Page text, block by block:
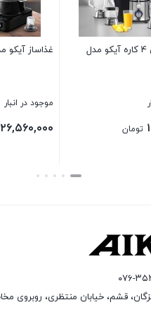
زودپز AK504PC
موجود در انبار
۱۳,۴۴۰,۰۰۰ تومان
بستن
قشم، خیابان منتظری، روبروی